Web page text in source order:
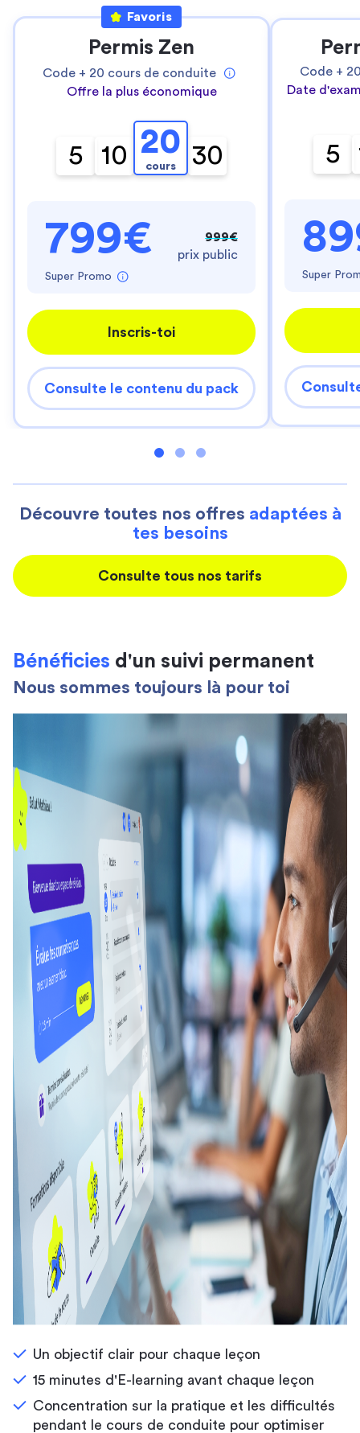
Favoris
Permis Zen
Code + 20 cours de conduite
Offre la plus économique
5 10 20
cours 30
799€
Super Promo
999€
prix public
Inscris-toi
Consulte le contenu du pack
Code +
Date
5
Super
Découvre toutes nos offres adaptées à
tes besoins
Consulte tous nos tarifs
Bénéficies d'un suivi permanent
Nous sommes toujours là pour toi
Un objectif clair pour chaque leçon
15 minutes d'E-learning avant chaque leçon
Concentration sur la pratique et les difficultés
pendant le cours de conduite pour optimiser